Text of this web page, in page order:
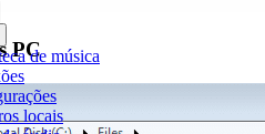
de música
locais
PC